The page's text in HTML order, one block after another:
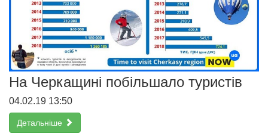
На Черкащині побільшало туристів
04.02.19 13:50
Детальніше